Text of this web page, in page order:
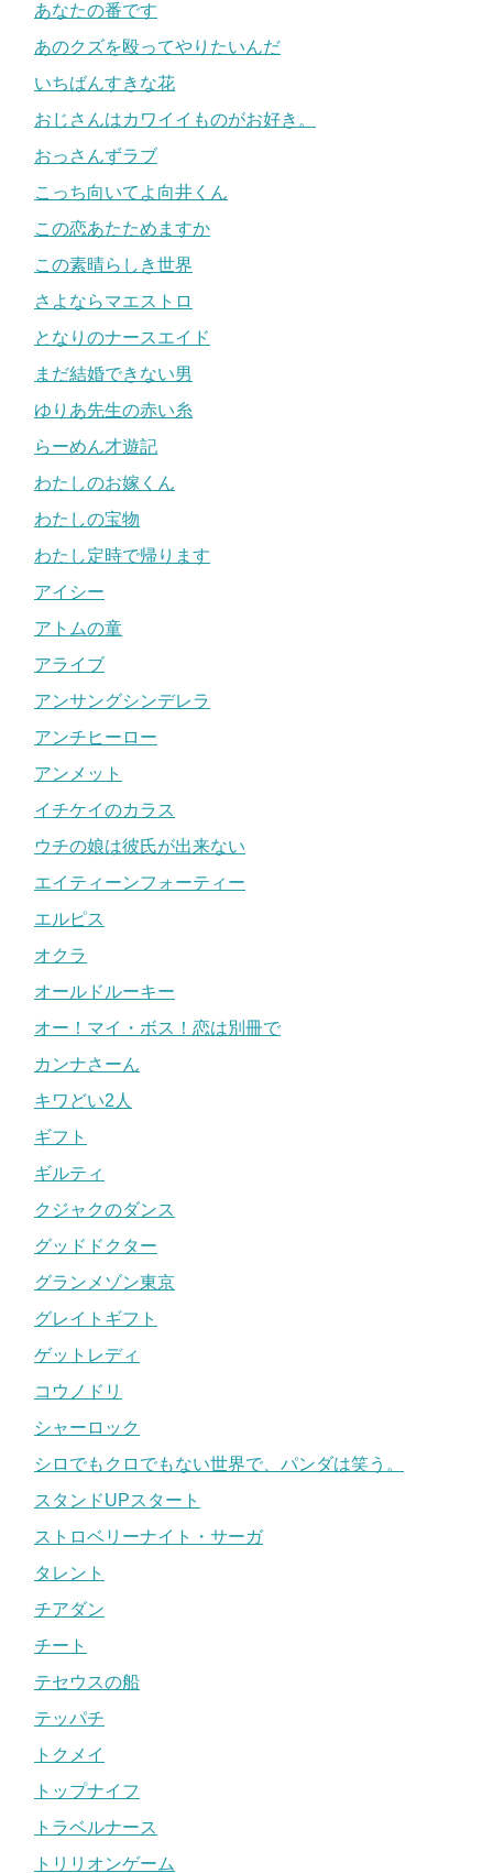
あなたの番です
あのクズを殴ってやりたいんだ
いちばんすきな花
おじさんはカワイイものがお好き。
おっさんずラブ
こっち向いてよ向井くん
この恋あたためますか
この素晴らしき世界
さよならマエストロ
となりのナースエイド
まだ結婚できない男
ゆりあ先生の赤い糸
らーめん才遊記
わたしのお嫁くん
わたしの宝物
わたし定時で帰ります
アイシー
アトムの童
アライブ
アンサングシンデレラ
アンチヒーロー
アンメット
イチケイのカラス
ウチの娘は彼氏が出来ない
エイティーンフォーティー
エルピス
オクラ
オールドルーキー
オー！マイ・ボス！恋は別冊で
カンナさーん
キワどい2人
ギフト
ギルティ
クジャクのダンス
グッドドクター
グランメゾン東京
グレイトギフト
ゲットレディ
コウノドリ
シャーロック
シロでもクロでもない世界で、パンダは笑う。
スタンドUPスタート
ストロベリーナイト・サーガ
タレント
チアダン
チート
テセウスの船
テッパチ
トクメイ
トップナイフ
トラベルナース
トリリオンゲーム